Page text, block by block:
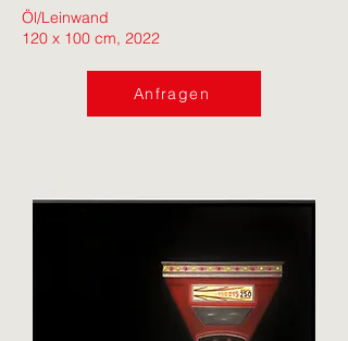
Öl/Leinwand
120 x 100 cm, 2022
Anfragen